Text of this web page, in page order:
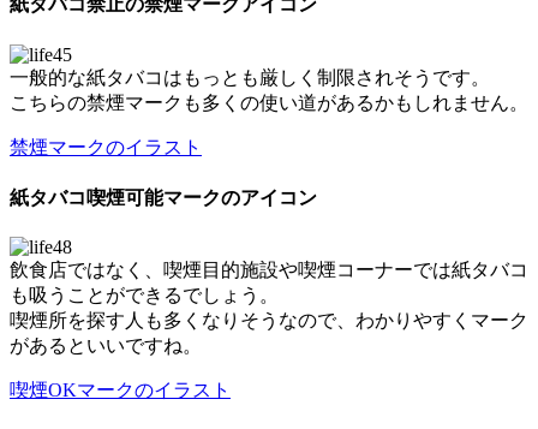
紙タバコ禁止の禁煙マークアイコン
一般的な紙タバコはもっとも厳しく制限されそうです。
こちらの禁煙マークも多くの使い道があるかもしれません。
禁煙マークのイラスト
紙タバコ喫煙可能マークのアイコン
飲食店ではなく、喫煙目的施設や喫煙コーナーでは紙タバコ
も吸うことができるでしょう。
喫煙所を探す人も多くなりそうなので、わかりやすくマーク
があるといいですね。
喫煙OKマークのイラスト